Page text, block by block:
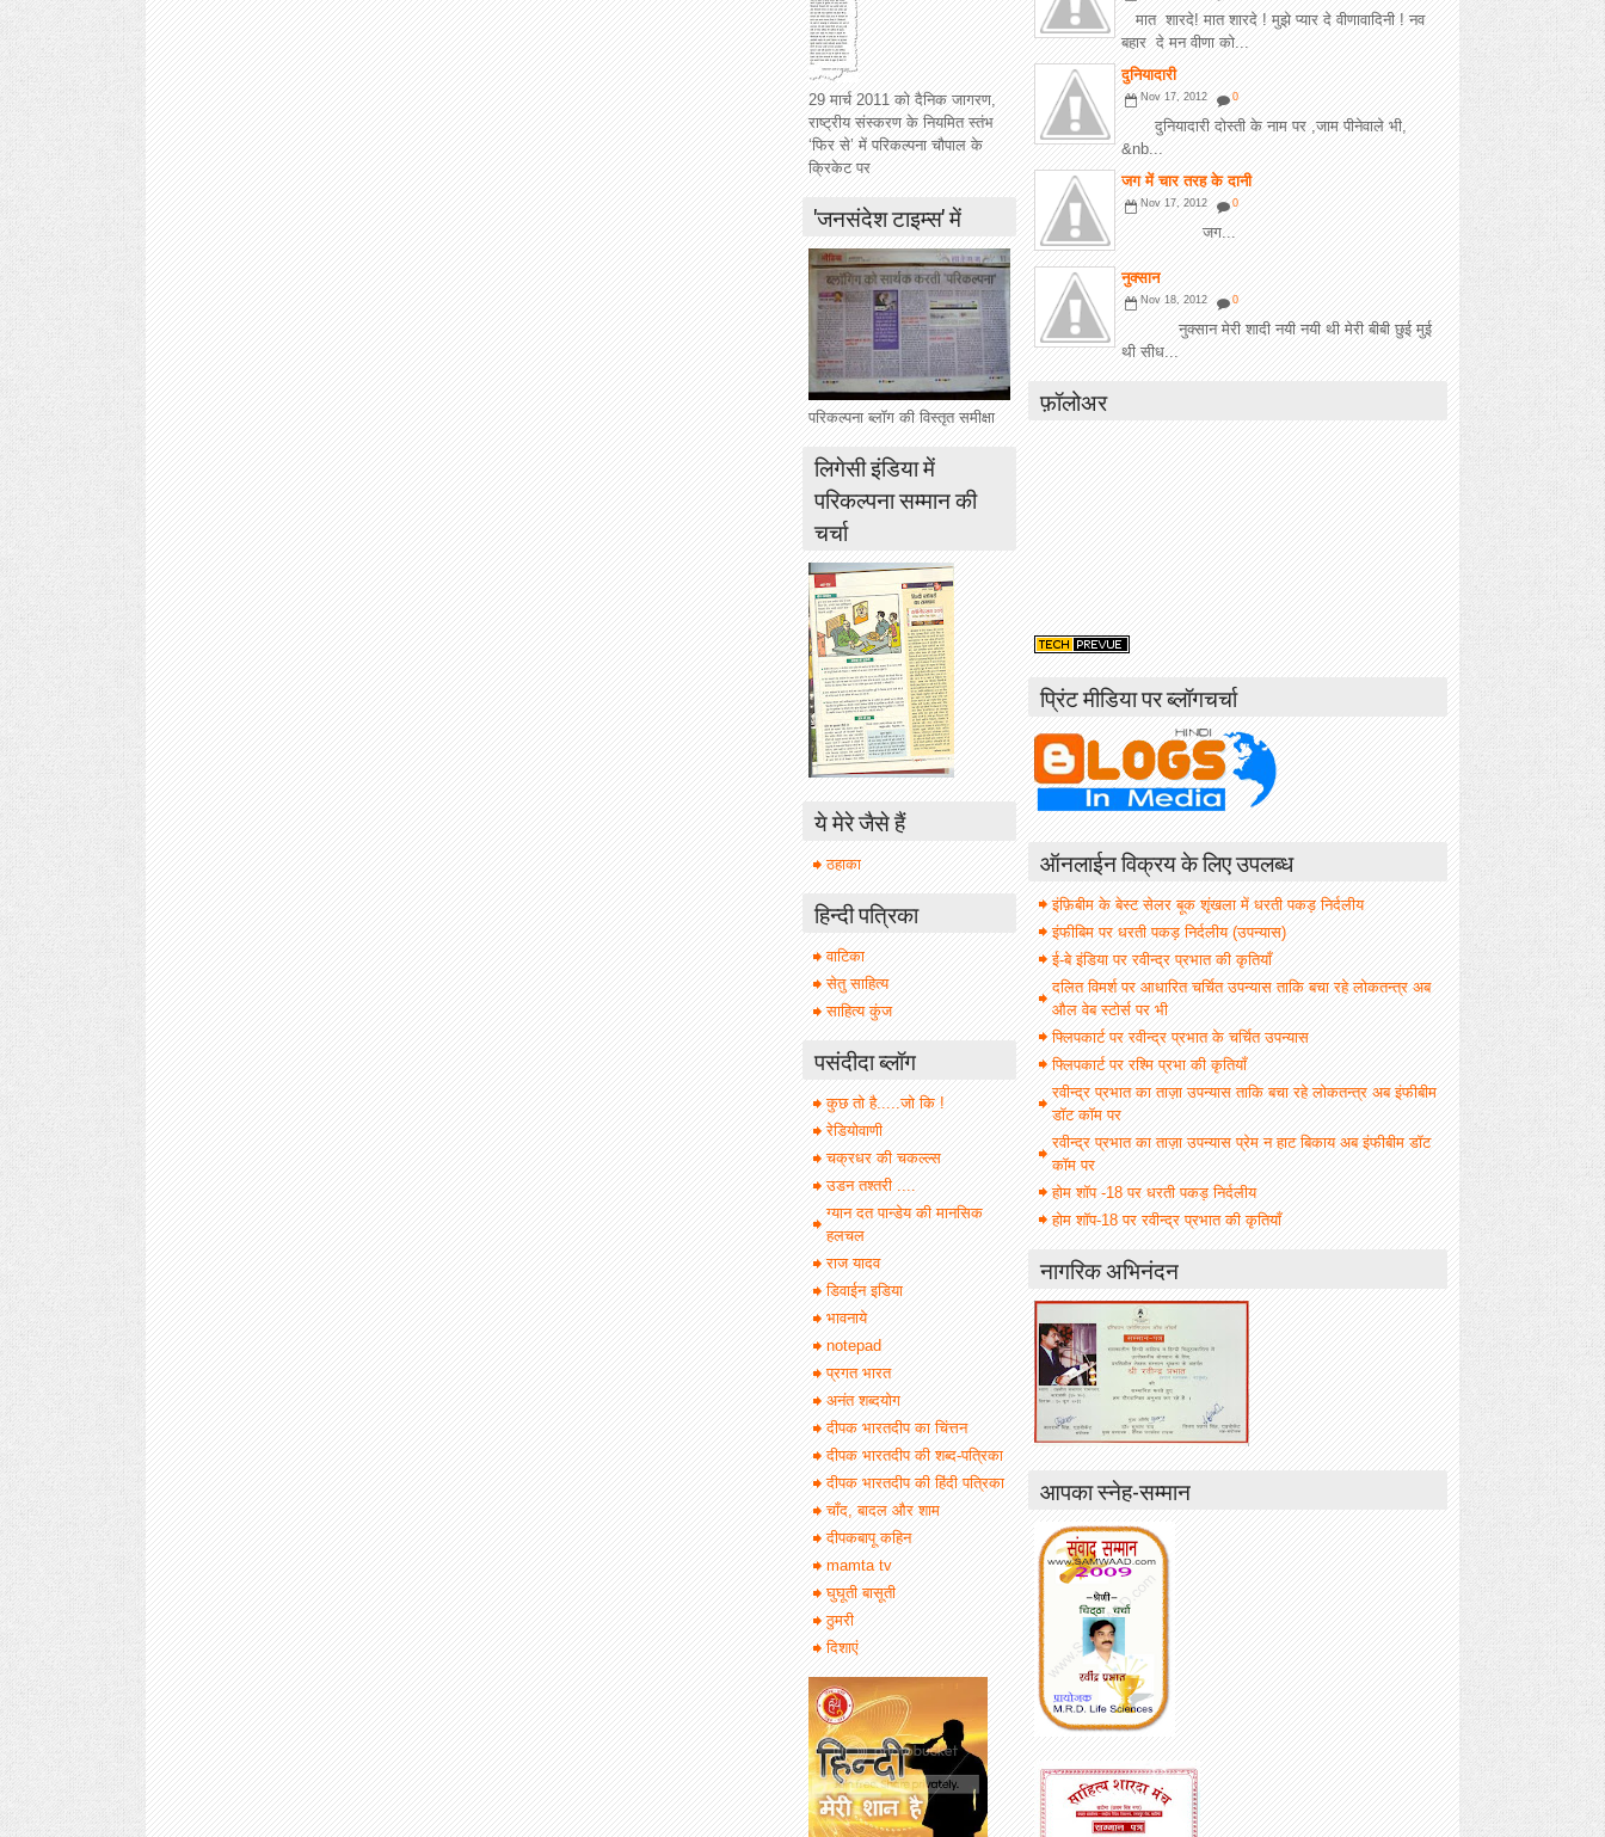
मात शारदे! मात शारदे ! मुझे प्यार दे वीणावादिनी ! नव
बहार दे मन वीणा को...
दुनियादारी
Nov 17, 2012 0
दुनियादारी दोस्ती के नाम पर ,जाम पीनेवाले भी,
&nb...
जग में चार तरह के दानी
Nov 17, 2012 0
जग...
नुक्सान
Nov 18, 2012 0
नुक्सान मेरी शादी नयी नयी थी मेरी बीबी छुई मुई
थी सीध...
फ़ॉलोअर
प्रिंट मीडिया पर ब्लॉगचर्चा
ऑनलाईन विक्रय के लिए उपलब्ध
इंफ़िबीम के बेस्ट सेलर बूक शृंखला में धरती पकड़ निर्दलीय
इंफीबिम पर धरती पकड़ निर्दलीय (उपन्यास)
ई-बे इंडिया पर रवीन्द्र प्रभात की कृतियाँ
दलित विमर्श पर आधारित चर्चित उपन्यास ताकि बचा रहे लोकतन्त्र अब
औल वेब स्टोर्स पर भी
फ्लिपकार्ट पर रवीन्द्र प्रभात के चर्चित उपन्यास
फ्लिपकार्ट पर रश्मि प्रभा की कृतियाँ
रवीन्द्र प्रभात का ताज़ा उपन्यास ताकि बचा रहे लोकतन्त्र अब इंफीबीम
डॉट कॉम पर
रवीन्द्र प्रभात का ताज़ा उपन्यास प्रेम न हाट बिकाय अब इंफीबीम डॉट
कॉम पर
होम शॉप -18 पर धरती पकड़ निर्दलीय
होम शॉप-18 पर रवीन्द्र प्रभात की कृतियाँ
नागरिक अभिनंदन
आपका स्नेह-सम्मान
29 मार्च 2011 को दैनिक जागरण,
राष्ट्रीय संस्करण के नियमित स्तंभ
‘फिर से’ में परिकल्पना चौपाल के
क्रिकेट पर
'जनसंदेश टाइम्स' में
परिकल्पना ब्लॉग की विस्तृत समीक्षा
लिगेसी इंडिया में
परिकल्पना सम्मान की
चर्चा
ये मेरे जैसे हैं
ठहाका
हिन्दी पत्रिका
वाटिका
सेतु साहित्य
साहित्य कुंज
पसंदीदा ब्लॉग
कुछ तो है.....जो कि !
रेडियोवाणी
चक्रधर की चकल्ल्स
उडन तश्तरी ....
ग्यान दत पान्डेय की मानसिक
हलचल
राज यादव
डिवाईन इडिया
भावनाये
notepad
प्रगत भारत
अनंत शब्दयोग
दीपक भारतदीप का चिंत्तन
दीपक भारतदीप की शब्द-पत्रिका
दीपक भारतदीप की हिंदी पत्रिका
चाँद, बादल और शाम
दीपकबापू कहिन
mamta tv
घुघूती बासूती
ठुमरी
दिशाएं